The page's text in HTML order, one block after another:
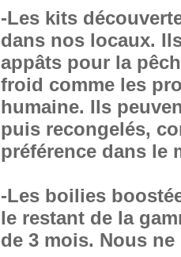
-Les kits
dans nos locaux.
appâts pour la
froid comme les
humaine. Ils
puis recongelés,
préférence dans le
-Les boilies
le restant de la
de 3 mois. Nous